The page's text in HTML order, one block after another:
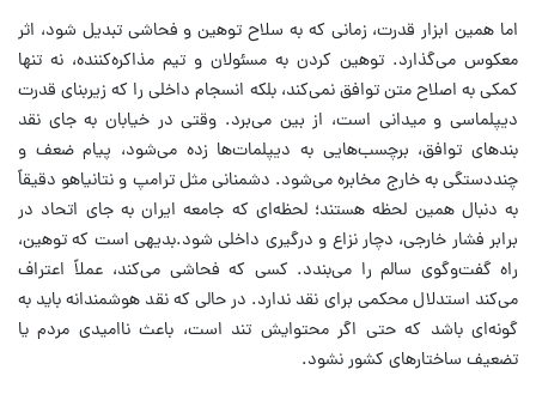
اما همین ابزار قدرت، زمانی که به سلاح توهین و فحاشی تبدیل شود، اثر
معکوس می‌گذارد. توهین کردن به مسئولان و تیم مذاکره‌کننده، نه تنها
کمکی به اصلاح متن توافق نمی‌کند، بلکه انسجام داخلی را که زیربنای قدرت
دیپلماسی و میدانی است، از بین می‌برد. وقتی در خیابان به جای نقد
بندهای توافق، برچسب‌هایی به دیپلمات‌ها زده می‌شود، پیام ضعف و
چنددستگی به خارج مخابره می‌شود. دشمنانی مثل ترامپ و نتانیاهو دقیقاً
به دنبال همین لحظه هستند؛ لحظه‌ای که جامعه ایران به جای اتحاد در
برابر فشار خارجی، دچار نزاع و درگیری داخلی شود.بدیهی است که توهین،
راه گفت‌وگوی سالم را می‌بندد. کسی که فحاشی می‌کند، عملاً اعتراف
می‌کند استدلال محکمی برای نقد ندارد. در حالی که نقد هوشمندانه باید به
گونه‌ای باشد که حتی اگر محتوایش تند است، باعث ناامیدی مردم یا
تضعیف ساختارهای کشور نشود.